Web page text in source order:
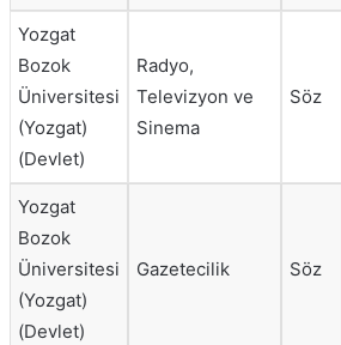
Yozgat
Bozok
Üniversitesi
(Yozgat)
(Devlet)
Radyo,
Televizyon ve
Sinema
Söz
Yozgat
Bozok
Üniversitesi
(Yozgat)
(Devlet)
Gazetecilik Söz